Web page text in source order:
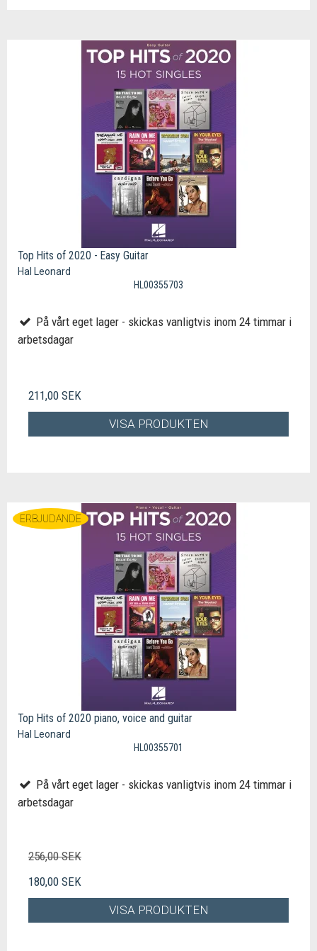
Top Hits of 2020 - Easy Guitar
Hal Leonard
HL00355703
På vårt eget lager - skickas vanligtvis inom 24 timmar i
arbetsdagar
211,00 SEK
VISA PRODUKTEN
ERBJUDANDE
Top Hits of 2020 piano, voice and guitar
Hal Leonard
HL00355701
På vårt eget lager - skickas vanligtvis inom 24 timmar i
arbetsdagar
256,00 SEK
180,00 SEK
VISA PRODUKTEN